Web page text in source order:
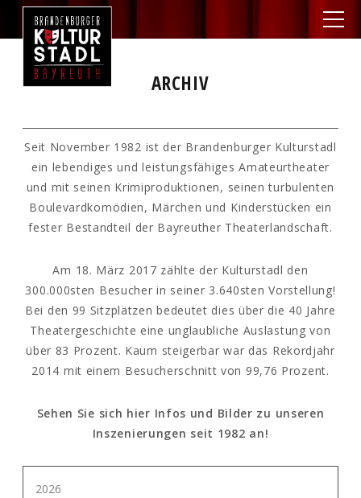
ARCHIV
Seit November 1982 ist der Brandenburger Kulturstadl
ein lebendiges und leistungsfähiges Amateurtheater
und mit seinen Krimiproduktionen, seinen turbulenten
Boulevardkomödien, Märchen und Kinderstücken ein
fester Bestandteil der Bayreuther Theaterlandschaft.
Am 18. März 2017 zählte der Kulturstadl den
300.000sten Besucher in seiner 3.640sten Vorstellung!
Bei den 99 Sitzplätzen bedeutet dies über die 40 Jahre
Theatergeschichte eine unglaubliche Auslastung von
über 83 Prozent. Kaum steigerbar war das Rekordjahr
2014 mit einem Besucherschnitt von 99,76 Prozent.
Sehen Sie sich hier Infos und Bilder zu unseren
Inszenierungen seit 1982 an!
2026